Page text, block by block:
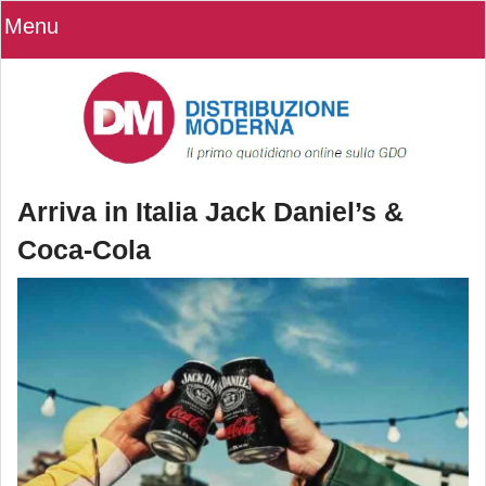
Menu
Arriva in Italia Jack Daniel’s &
Coca-Cola